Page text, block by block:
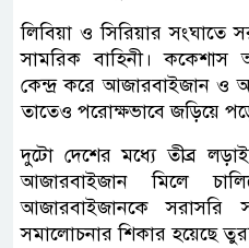
লিবিয়া ও সিরিয়ার সংঘাতে
সামরিক বাহিনী। ককেশাস
কেন্দ্র করে আজারবাইজান ও
তাতেও পরোক্ষভাবে জড়িয়ে
দুটো দেশের মধ্যে তীব্র
আজারবাইজান মিলে
আজারবাইজানকে সরাসরি
সমালোচনার শিকার হয়েছে